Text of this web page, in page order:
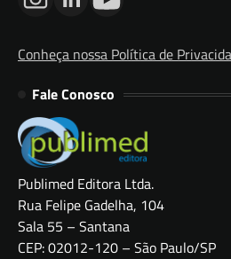
Conheça nossa Política de
Fale Conosco
Publimed Editora Ltda.
Rua Felipe Gadelha, 104
Sala 55 – Santana
CEP: 02012-120 – São Paulo/SP